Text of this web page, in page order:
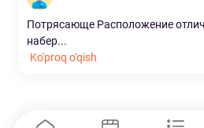
Потрясающе Расположение
набер...
Ko'proq o'qish